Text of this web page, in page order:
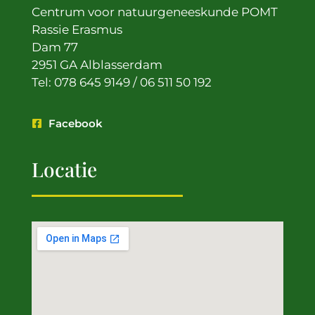
Centrum voor natuurgeneeskunde POMT
Rassie Erasmus
Dam 77
2951 GA Alblasserdam
Tel: 078 645 9149 / 06 511 50 192
Facebook
Locatie